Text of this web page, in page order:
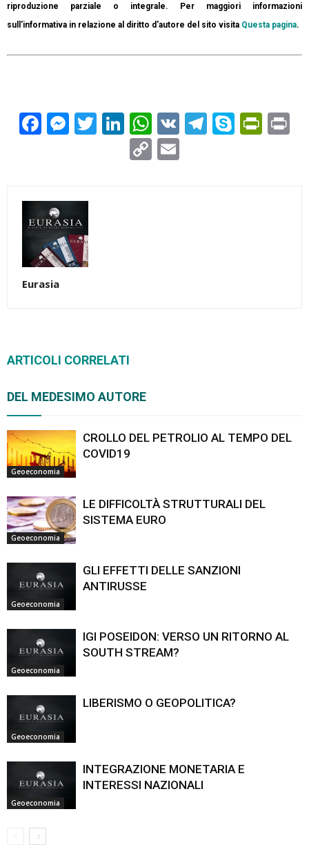
riproduzione parziale o integrale. Per maggiori informazioni
sull'informativa in relazione al diritto d'autore del sito visita Questa pagina.
Facebook
Messenger
TwitterLinkedIn
WhatsApp
VK Telegram
Skype
Copy
Eurasia
ARTICOLI CORRELATI
DEL MEDESIMO AUTORE
Geoeconomia
CROLLO DEL PETROLIO AL TEMPO DEL
COVID19
Geoeconomia
LE DIFFICOLTÀ STRUTTURALI DEL
SISTEMA EURO
Geoeconomia
GLI EFFETTI DELLE SANZIONI
ANTIRUSSE
Geoeconomia
IGI POSEIDON: VERSO UN RITORNO AL
SOUTH STREAM?
Geoeconomia
LIBERISMO O GEOPOLITICA?
Geoeconomia
INTEGRAZIONE MONETARIA E
INTERESSI NAZIONALI